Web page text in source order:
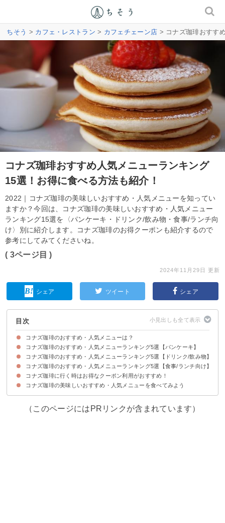
ちそう > カフェ・レストラン > カフェチェーン店 > コナズ珈琲おすす
コナズ珈琲おすすめ人気メニューランキング
15選！お得に食べる方法も紹介！
2022｜コナズ珈琲の美味しいおすすめ・人気メニューを知ってい
ますか？今回は、コナズ珈琲の美味しいおすすめ・人気メニュー
ランキング15選を〈パンケーキ・ドリンク/飲み物・食事/ランチ向
け〉別に紹介します。コナズ珈琲のお得クーポンも紹介するので
参考にしてみてくださいね。
( 3ページ目 )
2024年11月29日 更新
シェア ツイート シェア
目次
コナズ珈琲のおすすめ・人気メニューは？
コナズ珈琲のおすすめ・人気メニューランキング5選【パンケーキ】
5位：マカダミアナッツパンケーキ（税込1,298円）
4位：クラシックホイップパンケーキ（税込898円）
3位：コナズKONA農園パンケーキ（税込1,518円）
2位：削りチョコ＆バナナパンケーキ（税込1,518円）
1位：ストロベリー＆バナナホイップパンケーキ（税込1,628円）
コナズ珈琲のおすすめ・人気メニューランキング5選【ドリンク/飲み物】
5位：Kona'sオリジナルトロピカルティー（税込539円）
4位：ソイバナナスムージー（税込825円）
3位：マンゴージュース（税込539円）
2位：グァバジュース（税込539円）
1位：本日のコーヒー（税込495円）
コナズ珈琲のおすすめ・人気メニューランキング5選【食事/ランチ向け】
5位：アボカドバーガー（税込1,518円）
4位：グリルドチキンシーザーサラダパンケーキ（税込1,738円）
3位：ガーリックシュリンププレート（税込1,738円）
2位：コナズバーガー（税込1,408円）
1位：ハンバーグロコモコ（税込1,408円）
コナズ珈琲に行く時はお得なクーポン利用がおすすめ！
コナズ珈琲の美味しいおすすめ・人気メニューを食べてみよう
（このページにはPRリンクが含まれています）